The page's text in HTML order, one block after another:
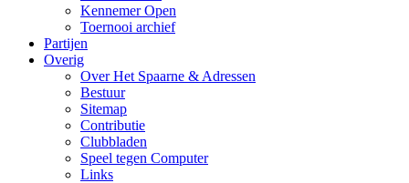
Kennemer Open
Toernooi archief
Partijen
Overig
Over Het Spaarne & Adressen
Bestuur
Sitemap
Contributie
Clubbladen
Speel tegen Computer
Links